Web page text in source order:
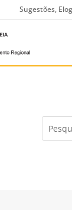
Sugestões,